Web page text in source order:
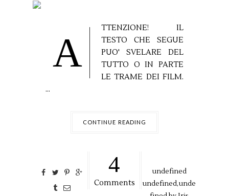
A
TTENZIONE! IL
TESTO CHE SEGUE
PUO' SVELARE DEL
TUTTO O IN PARTE
LE TRAME DEI FILM.
...
CONTINUE READING
4
Comments
undefined
undefined,unde